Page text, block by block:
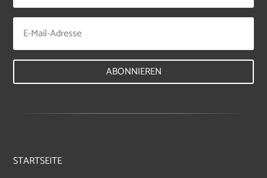
ABONNIEREN
STARTSEITE